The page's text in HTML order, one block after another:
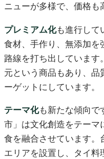
ニューが多様で、価格も
プレミアム化も進行して
食材、手作り、無添加を
路線を打ち出しています
元という商品もあり、品
ーゲットにしています。
テーマ化も新たな傾向で
市」は文化創造をテーマ
食を融合させています。
エリアを設置し、タイ料